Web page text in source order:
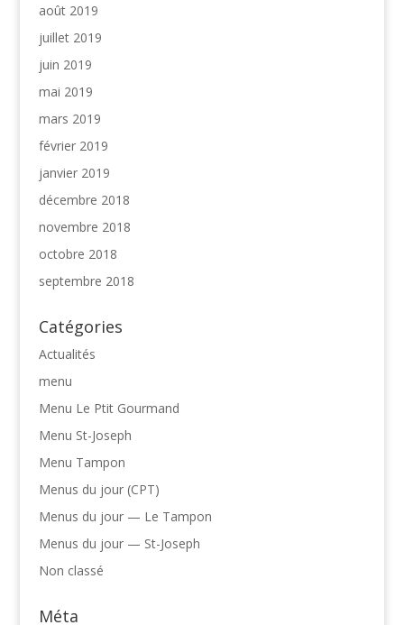
août 2019
juillet 2019
juin 2019
mai 2019
mars 2019
février 2019
janvier 2019
décembre 2018
novembre 2018
octobre 2018
septembre 2018
Catégories
Actualités
menu
Menu Le Ptit Gourmand
Menu St-Joseph
Menu Tampon
Menus du jour (CPT)
Menus du jour — Le Tampon
Menus du jour — St-Joseph
Non classé
Méta